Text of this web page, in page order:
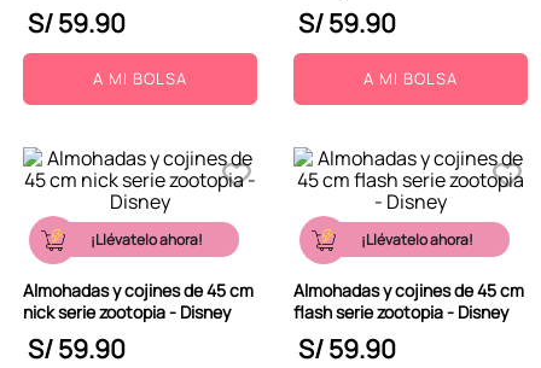
S/59.90
A MI BOLSA
S/59.90
A MI BOLSA
¡Llévatelo ahora!
Almohadas y cojines de 45 cm
nick serie zootopia - Disney
S/59.90
¡Llévatelo ahora!
Almohadas y cojines de 45 cm
flash serie zootopia - Disney
S/59.90